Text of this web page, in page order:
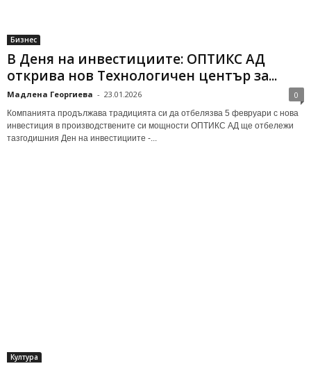
Бизнес
В Деня на инвестициите: ОПТИКС АД
открива нов Технологичен център за...
Мадлена Георгиева - 23.01.2026 0
Компанията продължава традицията си да отбелязва 5 февруари с нова
инвестиция в производствените си мощности ОПТИКС АД ще отбележи
тазгодишния Ден на инвестициите -...
Култура